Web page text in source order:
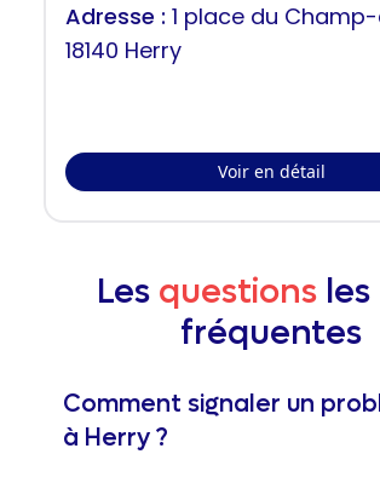
Adresse : 1 place du
18140 Herry
Voir en détail
Les questions
fréquentes
Comment signaler un
à Herry ?